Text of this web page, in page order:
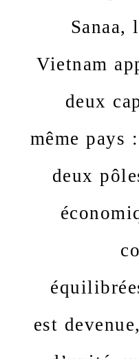
Vietnam
deux
même
deux
est